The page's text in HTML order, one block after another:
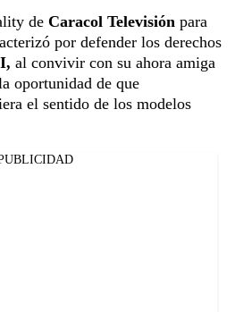
de Caracol Televisión para
por defender los derechos
al convivir con su ahora amiga
oportunidad de que
el sentido de los modelos